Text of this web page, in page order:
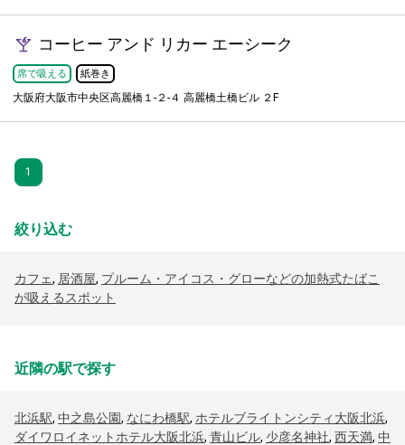
コーヒー アンド リカー エーシーク
席で吸える 紙巻き
大阪府大阪市中央区高麗橋１-２-４ 高麗橋土橋ビル ２F
1
絞り込む
カフェ, 居酒屋, プルーム・アイコス・グローなどの加熱式たばこ
が吸えるスポット
近隣の駅で探す
北浜駅, 中之島公園, なにわ橋駅, ホテルブライトンシティ大阪北浜,
ダイワロイネットホテル大阪北浜, 青山ビル, 少彦名神社, 西天満, 中